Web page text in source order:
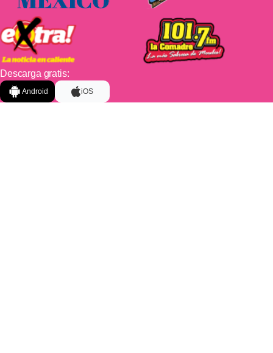
Descarga gratis:
Android iOS